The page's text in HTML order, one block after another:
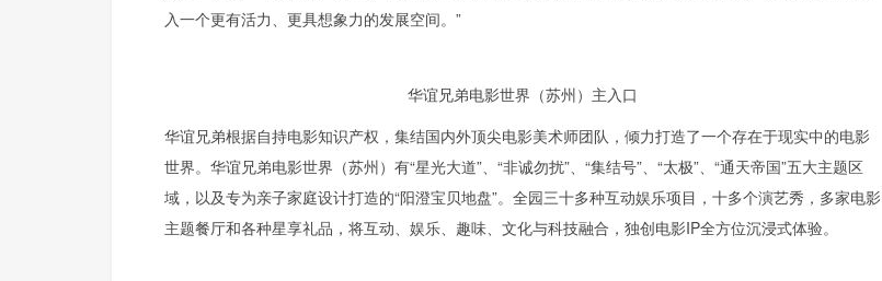
入一个更有活力、更具想象力的发展空间。”
华谊兄弟电影世界（苏州）主入口
华谊兄弟根据自持电影知识产权，集结国内外顶尖电影美术师团队，倾力打造了一个存在于现实中的电影
世界。华谊兄弟电影世界（苏州）有“星光大道”、“非诚勿扰”、“集结号”、“太极”、“通天帝国”五大主题区
域，以及专为亲子家庭设计打造的“阳澄宝贝地盘”。全园三十多种互动娱乐项目，十多个演艺秀，多家电影
主题餐厅和各种星享礼品，将互动、娱乐、趣味、文化与科技融合，独创电影IP全方位沉浸式体验。